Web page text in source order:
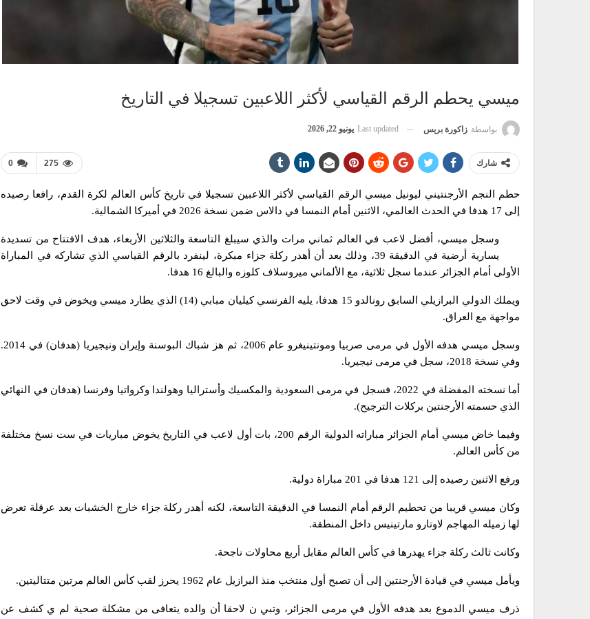
ميسي يحطم الرقم القياسي لأكثر اللاعبين تسجيلا في التاريخ
بواسطة زاكورة بريس Last updated يونيو 22, 2026
0 275 شارك
حطم النجم الأرجنتيني ليونيل ميسي الرقم القياسي لأكثر اللاعبين تسجيلا في تاريخ كأس العالم لكرة القدم، رافعا رصيده
إلى 17 هدفا في الحدث العالمي، الاثنين أمام النمسا في دالاس ضمن نسخة 2026 في أميركا الشمالية.
وسجل ميسي، أفضل لاعب في العالم ثماني مرات والذي سيبلغ التاسعة والثلاثين الأربعاء، هدف الافتتاح من تسديدة
يسارية أرضية في الدقيقة 39، وذلك بعد أن أهدر ركلة جزاء مبكرة، لينفرد بالرقم القياسي الذي تشاركه في المباراة
الأولى أمام الجزائر عندما سجل ثلاثية، مع الألماني ميروسلاف كلوزه والبالغ 16 هدفا.
ويملك الدولي البرازيلي السابق رونالدو 15 هدفا، يليه الفرنسي كيليان مبابي (14) الذي يطارد ميسي ويخوض في وقت لاحق
مواجهة مع العراق.
وسجل ميسي هدفه الأول في مرمى صربيا ومونتينيغرو عام 2006، ثم هز شباك البوسنة وإيران ونيجيريا (هدفان) في 2014.
وفي نسخة 2018، سجل في مرمى نيجيريا.
أما نسخته المفضلة في 2022، فسجل في مرمى السعودية والمكسيك وأستراليا وهولندا وكرواتيا وفرنسا (هدفان في النهائي
الذي حسمته الأرجنتين بركلات الترجيح).
وفيما خاض ميسي أمام الجزائر مباراته الدولية الرقم 200، بات أول لاعب في التاريخ يخوض مباريات في ست نسخ مختلفة
من كأس العالم.
ورفع الاثنين رصيده إلى 121 هدفا في 201 مباراة دولية.
وكان ميسي قريبا من تحطيم الرقم أمام النمسا في الدقيقة التاسعة، لكنه أهدر ركلة جزاء خارج الخشبات بعد عرقلة تعرض
لها زميله المهاجم لاوتارو مارتينيس داخل المنطقة.
وكانت ثالث ركلة جزاء يهدرها في كأس العالم مقابل أربع محاولات ناجحة.
ويأمل ميسي في قيادة الأرجنتين إلى أن تصبح أول منتخب منذ البرازيل عام 1962 يحرز لقب كأس العالم مرتين متتاليتين.
ذرف ميسي الدموع بعد هدفه الأول في مرمى الجزائر، وتبي ن لاحقا أن والده يتعافى من مشكلة صحية لم ي كشف عن